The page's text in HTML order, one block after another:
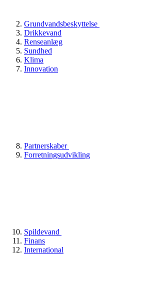
Grundvandsbeskyttelse
Drikkevand
Renseanlæg
Sundhed
Klima
Innovation
Partnerskaber
Forretningsudvikling
Spildevand
Finans
International